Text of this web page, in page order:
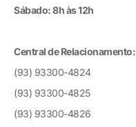
Sábado: 8h às 12h
Central de Relacionamento:
(93) 93300-4824
(93) 93300-4825
(93) 93300-4826